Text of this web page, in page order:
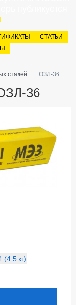
СТАТЬИ
сталей — ОЗЛ-36
36
(4.5 кг)